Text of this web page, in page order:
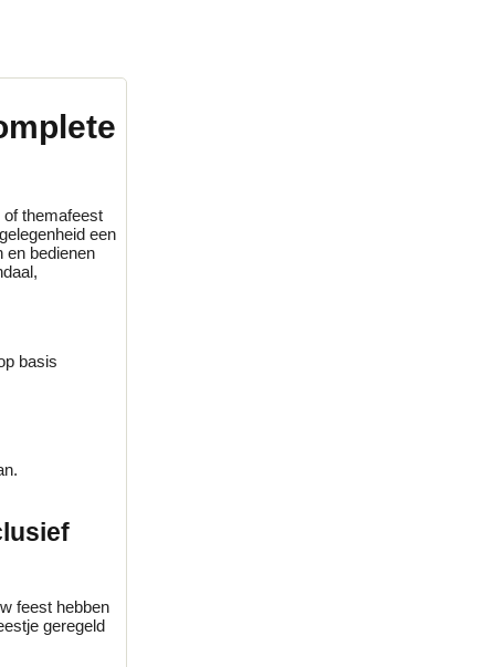
of themafeest
een
bedienen
basis
feest hebben
geregeld